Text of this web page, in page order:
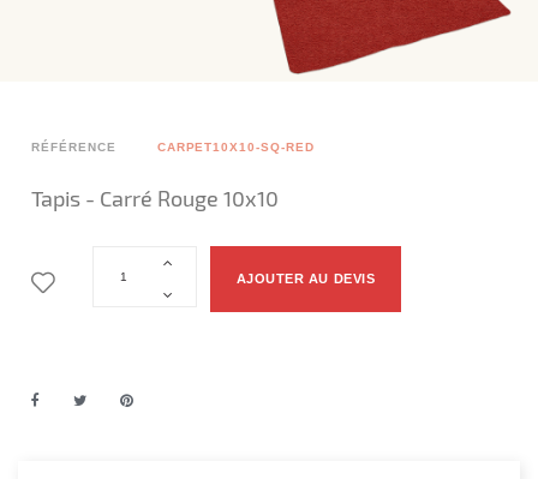
RÉFÉRENCE CARPET10X10-SQ-RED
Tapis - Carré Rouge 10x10
AJOUTER AU DEVIS